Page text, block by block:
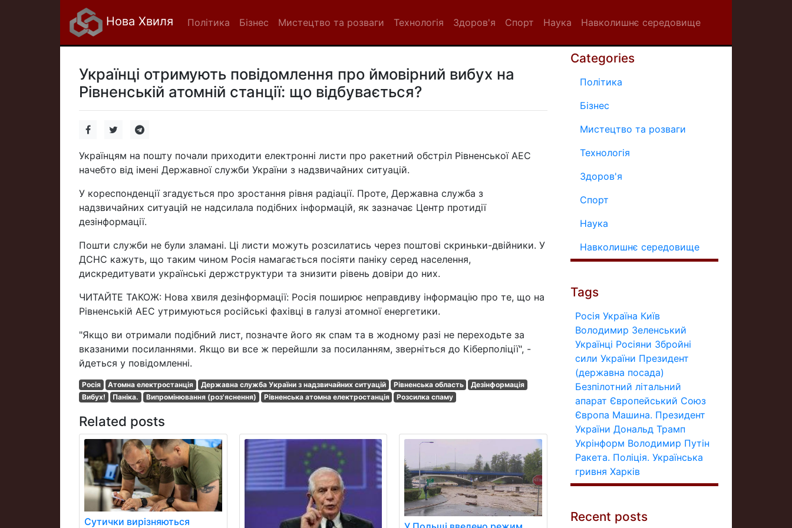
Нова Хвиля Політика Бізнес Мистецтво та розваги Технологія Здоров'я Спорт Наука Навколишнє середовище
Українці отримують повідомлення про ймовірний вибух на
Рівненській атомній станції: що відбувається?
Українцям на пошту почали приходити електронні листи про ракетний обстріл Рівненської АЕС
начебто від імені Державної служби України з надзвичайних ситуацій.
У кореспонденції згадується про зростання рівня радіації. Проте, Державна служба з
надзвичайних ситуацій не надсилала подібних інформацій, як зазначає Центр протидії
дезінформації.
Пошти служби не були зламані. Ці листи можуть розсилатись через поштові скриньки-двійники. У
ДСНС кажуть, що таким чином Росія намагається посіяти паніку серед населення,
дискредитувати українські держструктури та знизити рівень довіри до них.
ЧИТАЙТЕ ТАКОЖ: Нова хвиля дезінформації: Росія поширює неправдиву інформацію про те, що на
Рівненській АЕС утримуються російські фахівці в галузі атомної енергетики.
"Якщо ви отримали подібний лист, позначте його як спам та в жодному разі не переходьте за
вказаними посиланнями. Якщо ви все ж перейшли за посиланням, зверніться до Кіберполіції", -
йдеться у повідомленні.
Росія Атомна електростанція Державна служба України з надзвичайних ситуацій Рівненська область
Дезінформація
Вибух!
Паніка. Випромінювання (роз'яснення) Рівненська атомна електростанція Розсилка спаму
Related posts
Сутички вирізняються
Categories
Політика
Бізнес
Мистецтво та розваги
Технологія
Здоров'я
Спорт
Наука
Навколишнє середовище
Tags
Росія Україна Київ
Володимир Зеленський
Українці Росіяни Збройні
сили України Президент
(державна посада)
Безпілотний літальний
апарат Європейський Союз
Європа Машина. Президент
України Дональд Трамп
Укрінформ Володимир Путін
Ракета. Поліція. Українська
гривня Харків
Recent posts